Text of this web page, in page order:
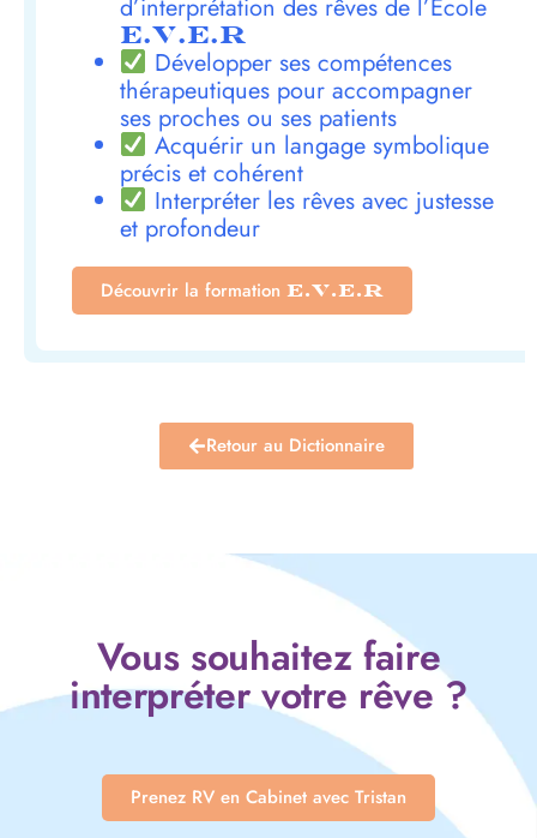
d’interprétation des rêves de l’École
E.V.E.R
Développer ses compétences
thérapeutiques pour accompagner
ses proches ou ses patients
Acquérir un langage symbolique
précis et cohérent
Interpréter les rêves avec justesse
et profondeur
Découvrir la formation E.V.E.R
Retour au Dictionnaire
Vous souhaitez faire
interpréter votre rêve ?
Prenez RV en Cabinet avec Tristan